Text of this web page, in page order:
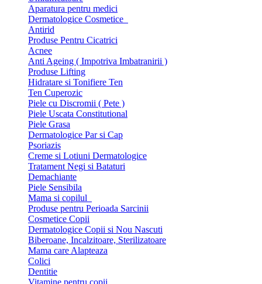
Aparatura pentru medici
Dermatologice Cosmetice
Antirid
Produse Pentru Cicatrici
Acnee
Anti Ageing ( Impotriva Imbatranirii )
Produse Lifting
Hidratare si Tonifiere Ten
Ten Cuperozic
Piele cu Discromii ( Pete )
Piele Uscata Constitutional
Piele Grasa
Dermatologice Par si Cap
Psoriazis
Creme si Lotiuni Dermatologice
Tratament Negi si Bataturi
Demachiante
Piele Sensibila
Mama si copilul
Produse pentru Perioada Sarcinii
Cosmetice Copii
Dermatologice Copii si Nou Nascuti
Biberoane, Incalzitoare, Sterilizatoare
Mama care Alapteaza
Colici
Dentitie
Vitamine pentru copii